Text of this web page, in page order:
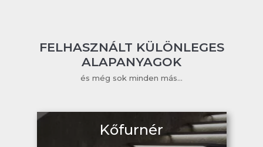
FELHASZNÁLT KÜLÖNLEGES
ALAPANYAGOK
és még sok minden más...
Kőfurnér